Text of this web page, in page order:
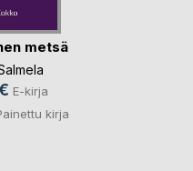
metsä
E-kirja
kirja